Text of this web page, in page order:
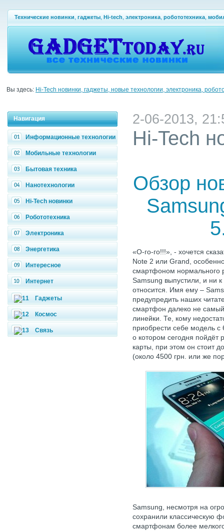
Технические новинки гаджеты Hi-tech электроника робототехника
Вы здесь: Hi-Tech новинки, гаджеты, новые технологии, электроника,
Навигация
Информационные технологии
Мобильные технологии
Бытовая техника
Нанотехнологии
Hi-Tech новинки
Робототехника
Электроника
Энергетика
Интересное
Интернет
Гаджеты
Космос
Связь
2-06-2013,
Hi-Tech
Обзор
«О-го-го!!!», - хочется
Note 2 или Grand,
смартфоном нормального
Samsung выпустили, и ни
относится. Имя ему –
предупредить наших
смартфон далеко не
линейки. Те, кому
приобрести себе модель
о котором сегодня пойдёт
карты, при этом он стоит
(около 4500 грн. или же
Samsung, несмотря на
сохранили классическую
смартфонам более